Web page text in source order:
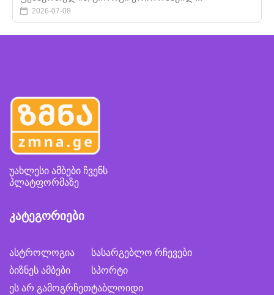
2026-07-08
უახლესი ამბები ჩვენს
პლატფორმაზე
კატეგორიები
ასტროლოგია
ბიზნეს ამბები
ეს არ გამოგრჩეთ
სასარგებლო რჩევები
სპორტი
ტაბლოიდი